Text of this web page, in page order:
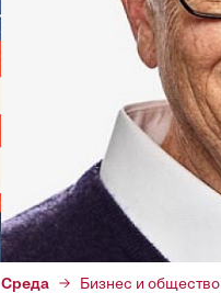
Среда Бизнес и общество